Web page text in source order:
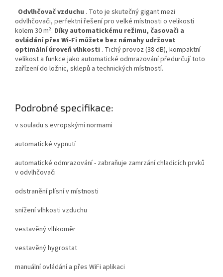
Odvlhčovač vzduchu . Toto je skutečný gigant mezi
odvlhčovači, perfektní řešení pro velké místnosti o velikosti
kolem 30 m². Díky automatickému režimu, časovači a
ovládání přes Wi-Fi můžete bez námahy udržovat
optimální úroveň vlhkosti . Tichý provoz (38 dB), kompaktní
velikost a funkce jako automatické odmrazování předurčují toto
zařízení do ložnic, sklepů a technických místností.
Podrobné specifikace:
v souladu s evropskými normami
automatické vypnutí
automatické odmrazování - zabraňuje zamrzání chladicích prvků
v odvlhčovači
odstranění plísní v místnosti
snížení vlhkosti vzduchu
vestavěný vlhkoměr
vestavěný hygrostat
manuální ovládání a přes WiFi aplikaci